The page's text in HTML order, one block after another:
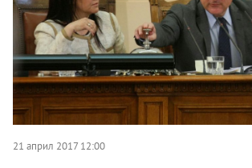
21 април 2017 12:00